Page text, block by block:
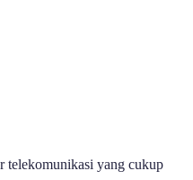
telekomunikasi yang cukup